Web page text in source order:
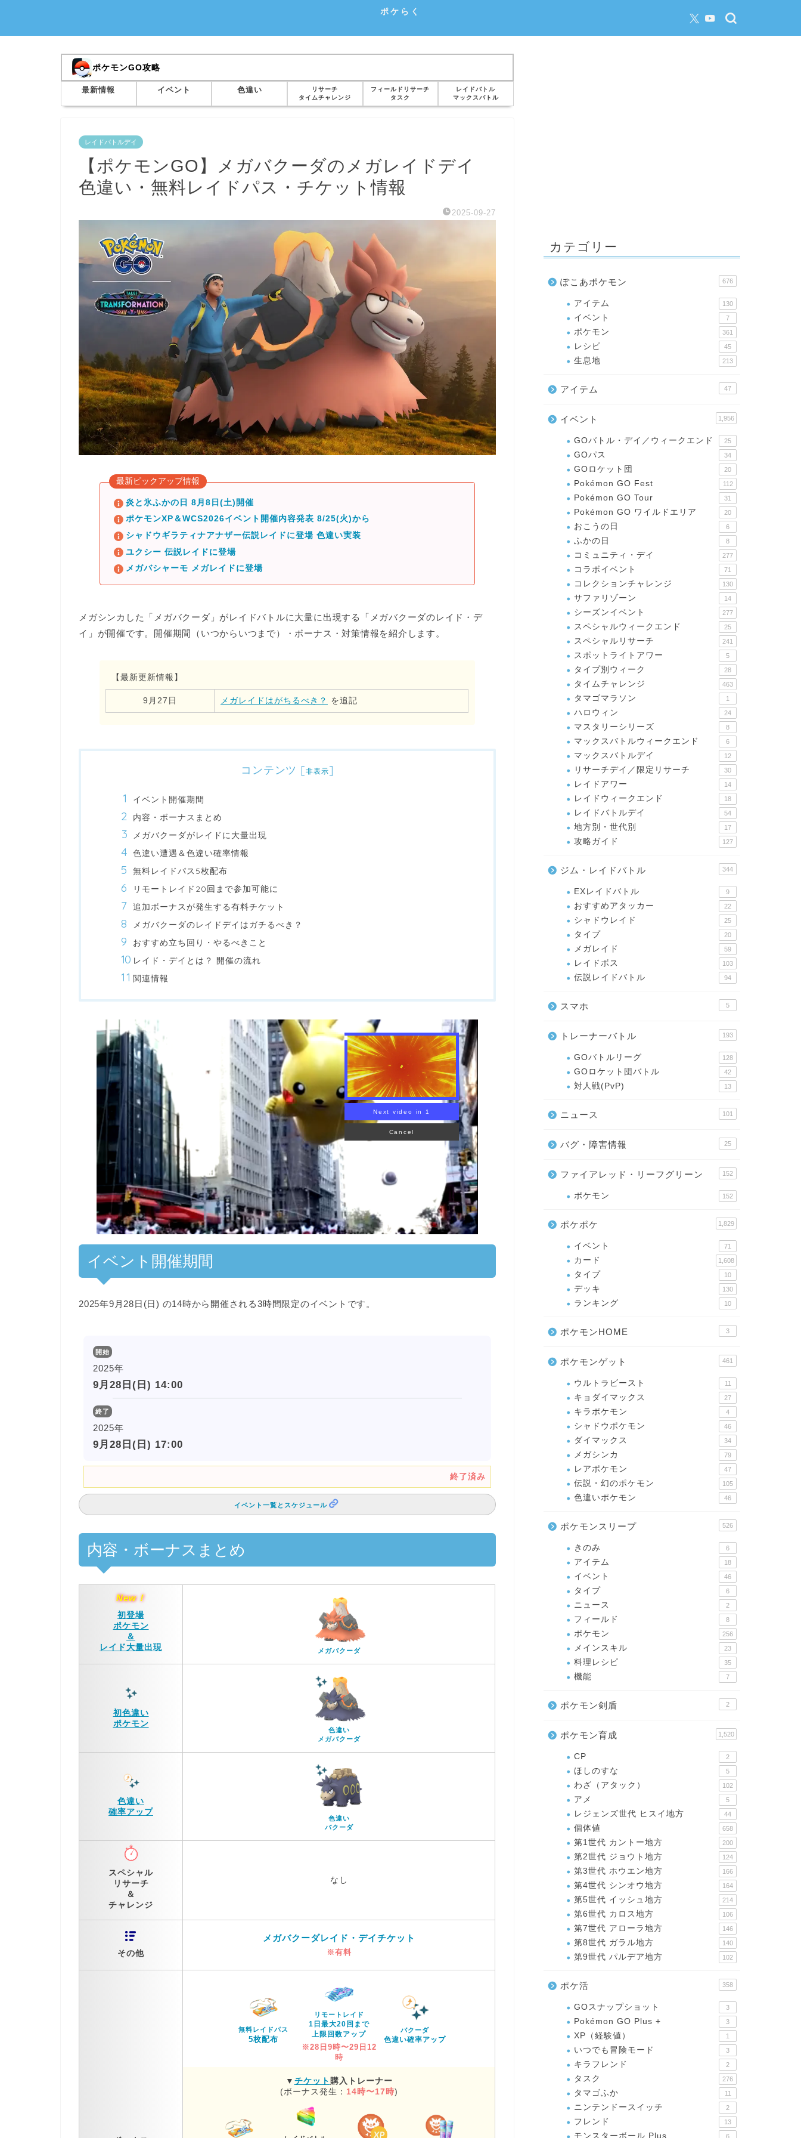
ポケらく
ポケモンGO攻略
最新情報 イベント 色違い
リサーチ
タイムチャレンジ
フィールドリサーチ
タスク
レイドバトル
マックスバトル
レイドバトルデイ
【ポケモンGO】メガバクーダのメガレイドデイ
色違い・無料レイドパス・チケット情報
2025-09-27
最新ピックアップ情報
炎と氷ふかの日 8月8日(土)開催
ポケモンXP＆WCS2026イベント開催内容発表 8/25(火)から
シャドウギラティナアナザー伝説レイドに登場 色違い実装
ユクシー 伝説レイドに登場
メガバシャーモ メガレイドに登場
メガシンカした
「メガバクーダ」がレイドバトルに大量に出現する「メガバクーダのレイド・デ
イ」 が開催です。開催期間（いつからいつまで）・ボーナス・対策情報を紹介します。
【最新更新情報】
9月27日 メガレイドはがちるべき？ を追記
コンテンツ [非表示]
イベント開催期間
内容・ボーナスまとめ
メガバクーダがレイドに大量出現
色違い遭遇＆色違い確率情報
無料レイドパス5枚配布
リモートレイド20回まで参加可能に
追加ボーナスが発生する有料チケット
メガバクーダのレイドデイはガチるべき？
おすすめ立ち回り・やるべきこと
レイド・デイとは？ 開催の流れ
関連情報
00:00/01:00 [ TRUVID ] POKEMON
イベント開催期間
2025年9月28日(日) の14時から開催される3時間限定のイベントです。
開始
2025年
9月28日(日) 14:00
終了
2025年
9月28日(日) 17:00
終了済み
イベント一覧とスケジュール
内容・ボーナスまとめ
New！
初登場
ポケモン
＆
レイド大量出現
メガバクーダ
初色違い
ポケモン
色違い
メガバクーダ
色違い
確率アップ
色違い
バクーダ
スペシャル
リサーチ
＆
チャレンジ
なし
その他
メガバクーダレイド・デイチケット
※有料
無料レイドパス
5枚配布
リモートレイド
1日最大20回まで
上限回数アップ
※28日9時〜29日12
時
バクーダ
色違い確率アップ
▼ チケット購入トレーナー
(ボーナス発生： 14時〜17時)
カテゴリー
ぽこあポケモン 676
アイテム 130
イベント 7
ポケモン 361
レシピ 45
生息地 213
アイテム 47
イベント 1,956
GOバトル・デイ／ウィークエンド 25
GOパス 34
GOロケット団 20
Pokémon GO Fest 112
Pokémon GO Tour 31
Pokémon GO ワイルドエリア 20
おこうの日 6
ふかの日 8
コミュニティ・デイ 277
コラボイベント 71
コレクションチャレンジ 130
サファリゾーン 14
シーズンイベント 277
スペシャルウィークエンド 25
スペシャルリサーチ 241
スポットライトアワー 5
タイプ別ウィーク 28
タイムチャレンジ 463
タマゴマラソン 1
ハロウィン 24
マスタリーシリーズ 8
マックスバトルウィークエンド 6
マックスバトルデイ 12
リサーチデイ／限定リサーチ 30
レイドアワー 14
レイドウィークエンド 18
レイドバトルデイ 54
地方別・世代別 17
攻略ガイド 127
ジム・レイドバトル 344
EXレイドバトル 9
おすすめアタッカー 22
シャドウレイド 25
タイプ 20
メガレイド 59
レイドボス 103
伝説レイドバトル 94
スマホ 5
トレーナーバトル 193
GOバトルリーグ 128
GOロケット団バトル 42
対人戦(PvP) 13
ニュース 101
バグ・障害情報 25
ファイアレッド・リーフグリーン 152
ポケモン 152
ポケポケ 1,829
イベント 71
カード 1,608
タイプ 10
デッキ 130
ランキング 10
ポケモンHOME 3
ポケモンゲット 461
ウルトラビースト 11
キョダイマックス 27
キラポケモン 4
シャドウポケモン 46
ダイマックス 34
メガシンカ 79
レアポケモン 47
伝説・幻のポケモン 105
色違いポケモン 46
ポケモンスリープ 526
きのみ 6
アイテム 18
イベント 46
タイプ 6
ニュース 2
フィールド 8
ポケモン 256
メインスキル 23
料理レシピ 35
機能 7
ポケモン剣盾 2
ポケモン育成 1,520
CP 2
ほしのすな 5
わざ（アタック） 102
アメ 5
レジェンズ世代 ヒスイ地方 44
個体値 658
第1世代 カントー地方 200
第2世代 ジョウト地方 124
第3世代 ホウエン地方 166
第4世代 シンオウ地方 164
第5世代 イッシュ地方 214
第6世代 カロス地方 106
第7世代 アローラ地方 146
第8世代 ガラル地方 140
第9世代 パルデア地方 102
ポケ活 358
GOスナップショット 3
Pokémon GO Plus + 3
XP（経験値） 1
いつでも冒険モード 3
キラフレンド 2
タスク 276
タマゴふか 11
ニンテンドースイッチ 2
フレンド 13
モンスターボール Plus 6